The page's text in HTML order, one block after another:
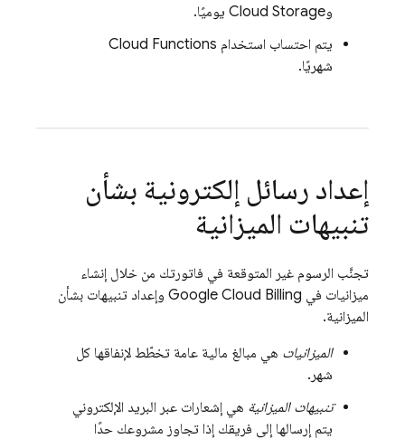
وCloud Storage يوميًا.
يتم احتساب استخدام Cloud Functions
شهريًا.
إعداد رسائل إلكترونية بشأن
تنبيهات الميزانية
تجنَّب الرسوم غير المتوقعة في فاتورتك من خلال إنشاء
ميزانيات في
Google Cloud Billing
وإعداد تنبيهات بشأن
الميزانية.
الميزانيات هي مبالغ مالية عامة تخطّط لإنفاقها كل
شهر.
تنبيهات الميزانية هي إشعارات عبر البريد الإلكتروني
يتم إرسالها إلى فريقك إذا تجاوز مشروعك حدًا